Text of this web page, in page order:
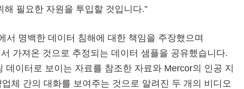
필요한 자원을 투입할 것입니다.”
서 명백한 데이터 침해에 대한 책임을 주장했으며
가져온 것으로 추정되는 데이터 샘플을 공유했습니다.
데이터로 보이는 자료를 참조한 자료와 Mercor의 인공 지
체 간의 대화를 보여주는 것으로 알려진 두 개의 비디오